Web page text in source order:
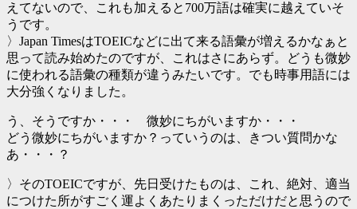
えてないので、これも加えると700万語は確実に越えていそ
うです。
〉Japan TimesはTOEICなどに出て来る語彙が増えるかなぁと
思って読み始めたのですが、これはさにあらず。どうも微妙
に使われる語彙の種類が違うみたいです。でも時事用語には
大分強くなりました。
う、そうですか・・・ 微妙にちがいますか・・・
どう微妙にちがいますか？っていうのは、きつい質問かな
あ・・・？
〉そのTOEICですが、先日受けたものは、これ、絶対、適当
につけた所がすごく運よくあたりまくっただけだと思うので